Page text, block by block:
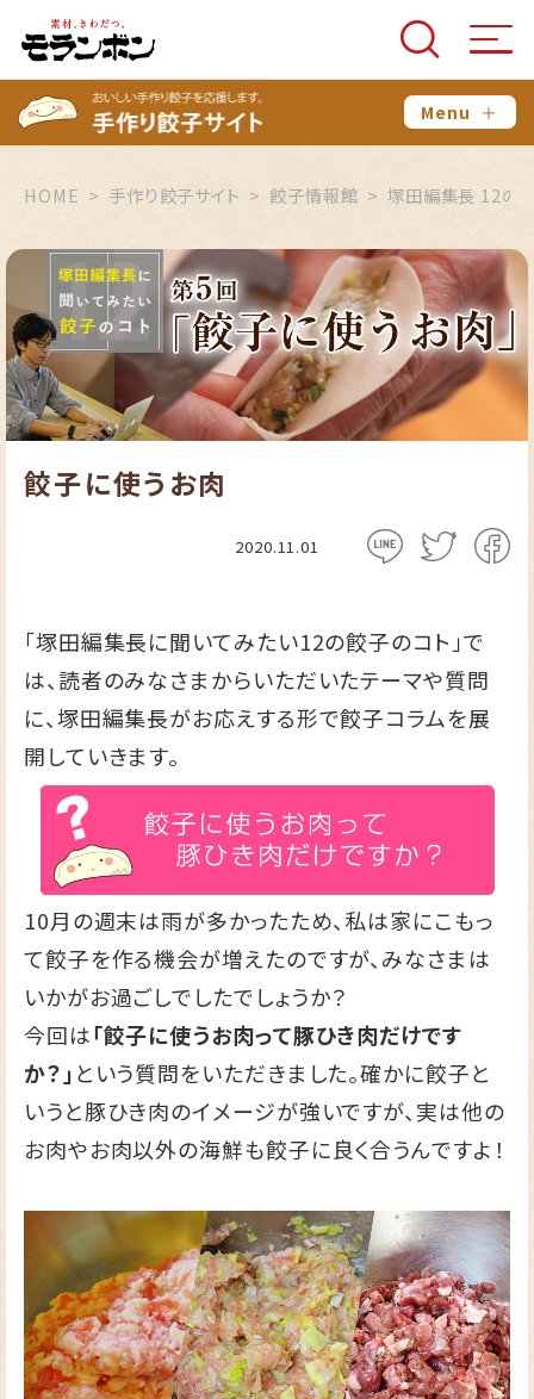
Menu ＋
HOME 手作り餃子サイト 餃子情報館 塚田編集長 12の
餃子に使うお肉
2020.11.01
「塚田編集長に聞いてみたい12の餃子のコト」で
は、読者のみなさまからいただいたテーマや質問
に、塚田編集長がお応えする形で餃子コラムを展
開していきます。
10月の週末は雨が多かったため、私は家にこもっ
て餃子を作る機会が増えたのですが、みなさまは
いかがお過ごしでしたでしょうか？
今回は「餃子に使うお肉って豚ひき肉だけです
か？」という質問をいただきました。確かに餃子と
いうと豚ひき肉のイメージが強いですが、実は他の
お肉やお肉以外の海鮮も餃子に良く合うんですよ！